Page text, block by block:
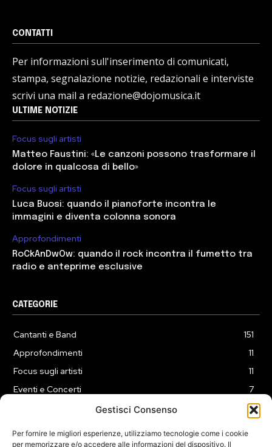
Gestisci Consenso
Per fornire le migliori esperienze, utilizziamo tecnologie come i cookie
per memorizzare e/o accedere alle informazioni del dispositivo. Il
CONTATTI
Per informazioni sull'inserimento di comunicati,
stampa, segnalazione notizie, redazionali e interviste
scrivi una mail a redazione@dojomusica.it
ULTIME NOTIZIE
Focus sugli artisti
Matteo Faustini: «Le canzoni possono trasformare il
dolore in qualcosa di bello»
Focus sugli artisti
Luca Buosi: quando il pianoforte incontra le
immagini e diventa colonna sonora
Approfondimenti
RoCkAnDwOw: quando il rock incontra il fumetto tra
radio e anteprime esclusive
CATEGORIE
Cantanti e Band
151
Approfondimenti
11
Focus sugli artisti
11
Eventi e Concerti
7
3